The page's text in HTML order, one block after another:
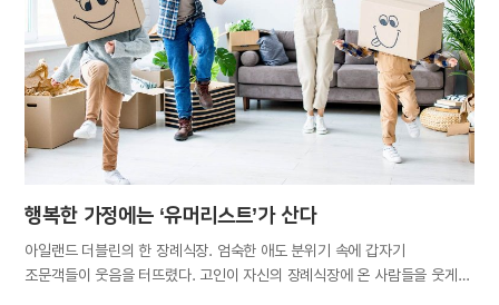
집에서는 거실이 그런 역할을 담당한다. 물론 방이나 주방을 거실과 겸하여
사용한다면 가족이 모이는 곳이 의미상 거실이라 할 수 있다. 그러나 요즘은
가족이 거실에 모여 있어도 각기 다른 방식으로 시간을 보내는 경우가 많다.
TV와 컴퓨터, 스마트폰 등으로 각자 오락을 즐길 수 있다 보니 가족이
얼굴을 맞대고 함께하는 시간이 줄어드는 것이다. 우리 집 거실을 한번
돌아보자.…
행복한 가정에는 ‘유머리스트’가 산다
아일랜드 더블린의 한 장례식장. 엄숙한 애도 분위기 속에 갑자기
조문객들이 웃음을 터뜨렸다. 고인이 자신의 장례식장에 온 사람들을 웃게